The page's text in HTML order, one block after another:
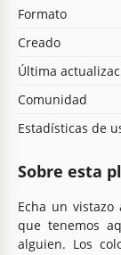
Formato
Creado
Última
Comunidad
Estadísticas de
Sobre esta
Echa un
que tenemos
alguien. Los